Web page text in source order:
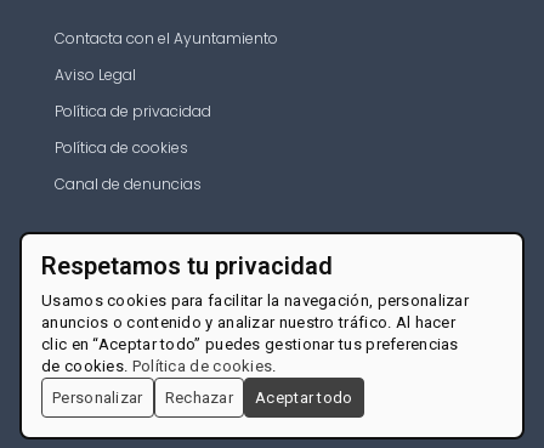
Contacta con el Ayuntamiento
Aviso Legal
Política de privacidad
Política de cookies
Canal de denuncias
Respetamos tu privacidad
Usamos cookies para facilitar la navegación, personalizar
anuncios o contenido y analizar nuestro tráfico. Al hacer
clic en “Aceptar todo” puedes gestionar tus preferencias
de cookies. Política de cookies.
Personalizar
Rechazar Aceptar todo